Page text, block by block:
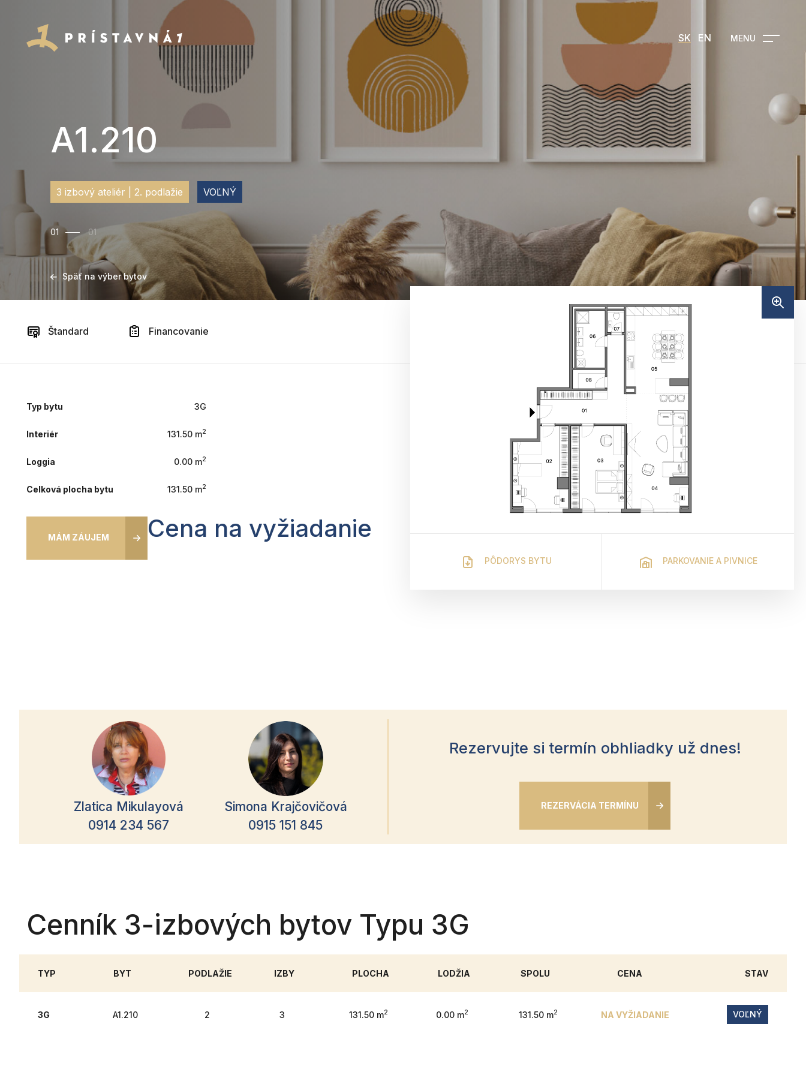
SK EN MENU
A1.210
3 izbový ateliér | 2. podlažie VOĽNÝ
01 01
Späť na výber bytov
Štandard Financovanie
Typ bytu 3G
Interiér 131.50 m2
Loggia 0.00 m2
Celková plocha bytu 131.50 m2
MÁM ZÁUJEM Cena na vyžiadanie
PÔDORYS BYTU PARKOVANIE A PIVNICE
Zlatica Mikulayová
0914 234 567
Simona Krajčovičová
0915 151 845
Rezervujte si termín obhliadky už dnes!
REZERVÁCIA TERMÍNU
Cenník 3-izbových bytov Typu 3G
TYP BYT PODLAŽIE IZBY PLOCHA LODŽIA SPOLU CENA STAV
3G A1.210 2 3 131.50 m2 0.00 m2 131.50 m2 NA VYŽIADANIE VOĽNÝ